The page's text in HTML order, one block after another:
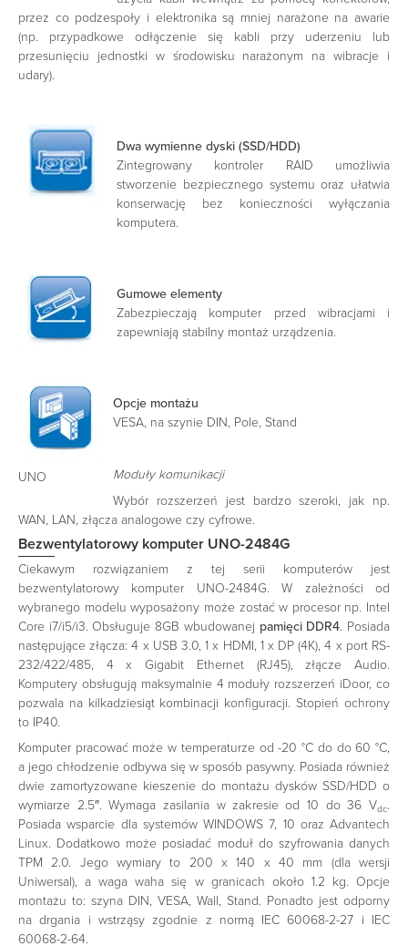
przez co podzespoły i elektronika są mniej narażone na awarie
(np. przypadkowe odłączenie się kabli przy uderzeniu lub
przesunięciu jednostki w środowisku narażonym na wibracje i
udary).
Dwa wymienne dyski (SSD/HDD)
Zintegrowany kontroler RAID umożliwia
stworzenie bezpiecznego systemu oraz ułatwia
konserwację bez konieczności wyłączania
komputera.
Gumowe elementy
Zabezpieczają komputer przed wibracjami i
zapewniają stabilny montaż urządzenia.
UNO
Opcje montażu
VESA, na szynie DIN, Pole, Stand
Moduły komunikacji
Wybór rozszerzeń jest bardzo szeroki, jak np.
WAN, LAN, złącza analogowe czy cyfrowe.
Bezwentylatorowy komputer UNO-2484G
Ciekawym rozwiązaniem z tej serii komputerów jest
bezwentylatorowy komputer UNO-2484G. W zależności od
wybranego modelu wyposażony może zostać w procesor np. Intel
Core i7/i5/i3. Obsługuje 8GB wbudowanej pamięci DDR4. Posiada
następujące złącza: 4 x USB 3.0, 1 x HDMI, 1 x DP (4K), 4 x port RS-
232/422/485, 4 x Gigabit Ethernet (RJ45), złącze Audio.
Komputery obsługują maksymalnie 4 moduły rozszerzeń iDoor, co
pozwala na kilkadziesiąt kombinacji konfiguracji. Stopień ochrony
to IP40.
Komputer pracować może w temperaturze od -20 °C do do 60 °C,
a jego chłodzenie odbywa się w sposób pasywny. Posiada również
dwie zamortyzowane kieszenie do montażu dysków SSD/HDD o
wymiarze 2.5″. Wymaga zasilania w zakresie od 10 do 36 Vdc.
Posiada wsparcie dla systemów WINDOWS 7, 10 oraz Advantech
Linux. Dodatkowo może posiadać moduł do szyfrowania danych
TPM 2.0. Jego wymiary to 200 x 140 x 40 mm (dla wersji
Uniwersal), a waga waha się w granicach około 1.2 kg. Opcje
montażu to: szyna DIN, VESA, Wall, Stand. Ponadto jest odporny
na drgania i wstrząsy zgodnie z normą IEC 60068-2-27 i IEC
60068-2-64.